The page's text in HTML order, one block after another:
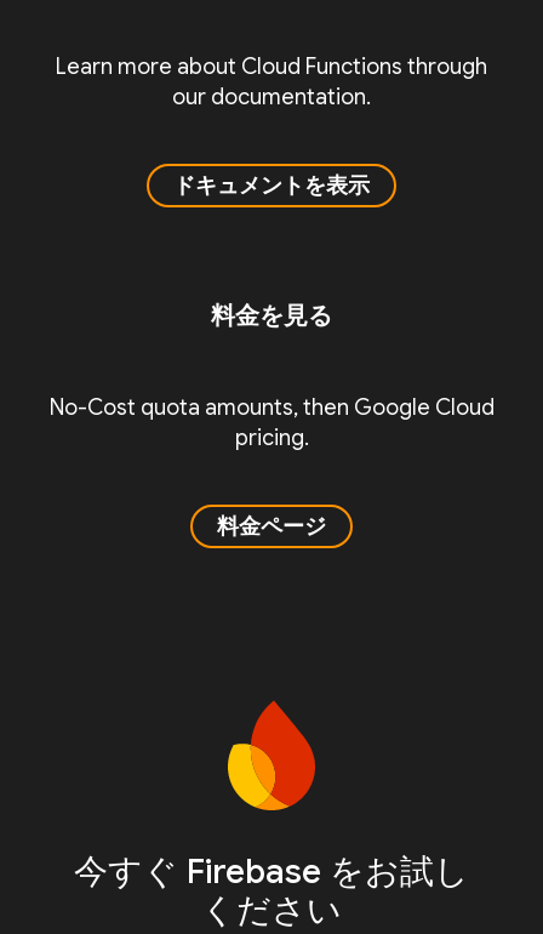
Learn more about Cloud Functions through
our documentation.
ドキュメントを表示
料金を見る
No-Cost quota amounts, then Google Cloud
pricing.
料金ページ
今すぐ Firebase をお試し
ください